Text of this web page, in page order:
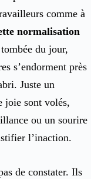
comme à
normalisation
du jour,
s’endorment près
Juste un
joie sont volés,
ou un sourire
l’inaction.
de constater. Ils